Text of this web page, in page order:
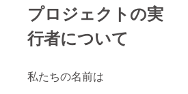
プロジェクトの実
行者について
私たちの名前は